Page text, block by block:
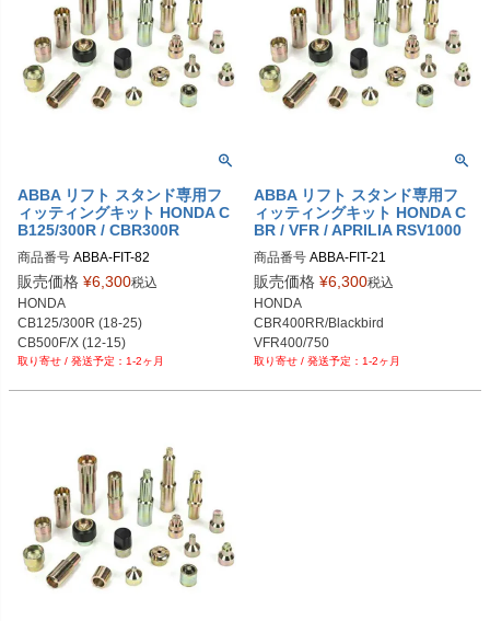
ABBA リフト スタンド専用フ
ィッティングキット HONDA C
B125/300R / CBR300R
商品番号 ABBA-FIT-82
販売価格 ¥6,300税込
HONDA
CB125/300R (18-25)
CB500F/X (12-15)
CBR300R (15-25) 1-2ヶ月
ABBA リフト スタンド専用フ
ィッティングキット HONDA C
BR / VFR / APRILIA RSV1000
商品番号 ABBA-FIT-21
販売価格 ¥6,300税込
HONDA
CBR400RR/Blackbird
VFR400/750
APRILIA
1-2ヶ月